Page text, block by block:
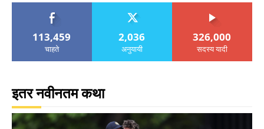
113,459
चाहते
2,036
अनुयायी
326,000
सदस्य यादी
इतर नवीनतम कथा